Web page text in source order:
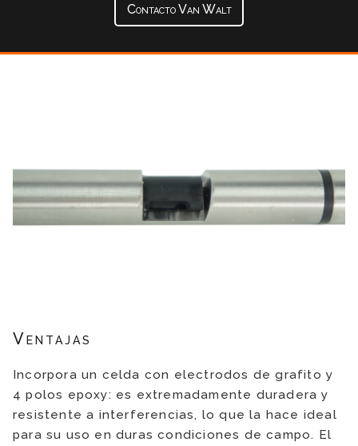
Contacto Van Walt
Ventajas
Incorpora un celda con electrodos de grafito y
4 polos epoxy: es extremadamente duradera y
resistente a interferencias, lo que la hace ideal
para su uso en duras condiciones de campo. El